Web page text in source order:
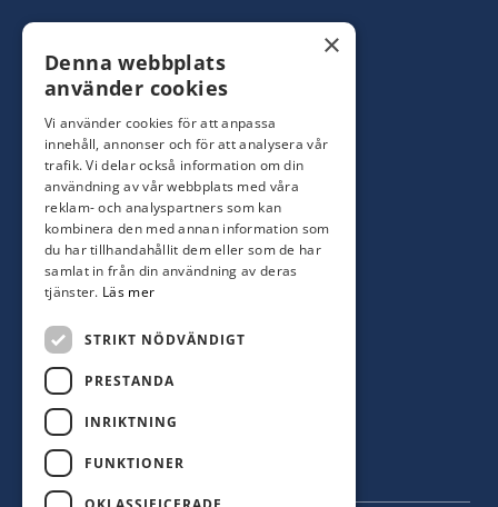
Yrkesbutik: 0480-44 28 08
info@hagblomsfarghandel.nu
Torsåsgatan 9
392 39 Kalmar
Färjestaden
0485-310 71
oland@hagblomsfarghandel.nu
Storgatan 34
386 30 Färjestaden
×
Denna webbplats
använder cookies
Vi använder cookies för att anpassa
innehåll, annonser och för att analysera vår
trafik. Vi delar också information om din
användning av vår webbplats med våra
reklam- och analyspartners som kan
kombinera den med annan information som
du har tillhandahållit dem eller som de har
samlat in från din användning av deras
tjänster. Läs mer
STRIKT NÖDVÄNDIGT
PRESTANDA
INRIKTNING
FUNKTIONER